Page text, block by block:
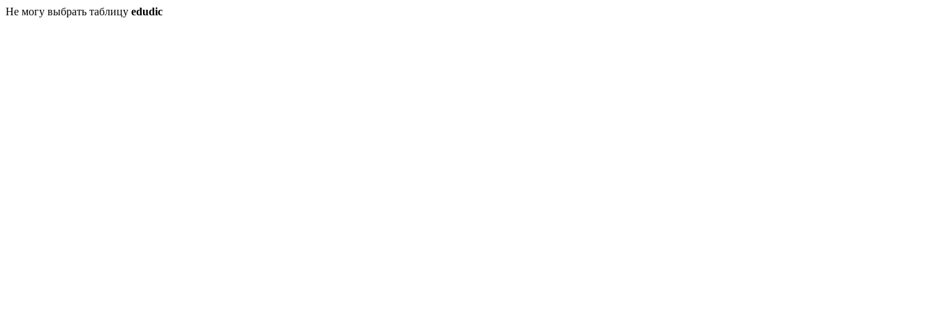
Не могу выбрать таблицу edudic